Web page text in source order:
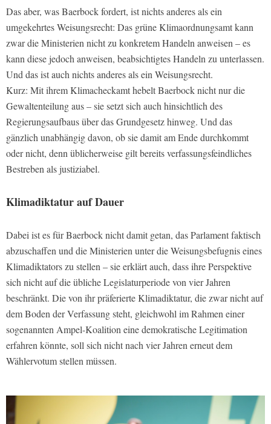
Das aber, was Baerbock fordert, ist nichts anderes als ein
umgekehrtes Weisungsrecht: Das grüne Klimaordnungsamt kann
zwar die Ministerien nicht zu konkretem Handeln anweisen – es
kann diese jedoch anweisen, beabsichtigtes Handeln zu unterlassen.
Und das ist auch nichts anderes als ein Weisungsrecht.
Kurz: Mit ihrem Klimacheckamt hebelt Baerbock nicht nur die
Gewaltenteilung aus – sie setzt sich auch hinsichtlich des
Regierungsaufbaus über das Grundgesetz hinweg. Und das
gänzlich unabhängig davon, ob sie damit am Ende durchkommt
oder nicht, denn üblicherweise gilt bereits verfassungsfeindliches
Bestreben als justiziabel.
Klimadiktatur auf Dauer
Dabei ist es für Baerbock nicht damit getan, das Parlament faktisch
abzuschaffen und die Ministerien unter die Weisungsbefugnis eines
Klimadiktators zu stellen – sie erklärt auch, dass ihre Perspektive
sich nicht auf die übliche Legislaturperiode von vier Jahren
beschränkt. Die von ihr präferierte Klimadiktatur, die zwar nicht auf
dem Boden der Verfassung steht, gleichwohl im Rahmen einer
sogenannten Ampel-Koalition eine demokratische Legitimation
erfahren könnte, soll sich nicht nach vier Jahren erneut dem
Wählervotum stellen müssen.